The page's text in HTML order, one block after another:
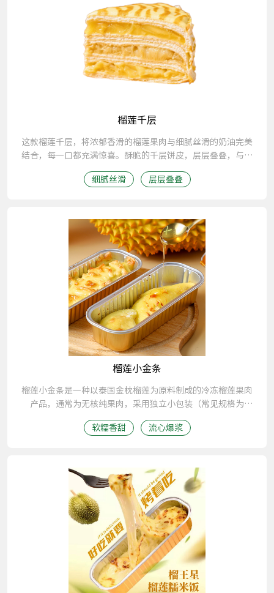
榴莲千层
这款榴莲千层，将浓郁香滑的榴莲果肉与细腻丝滑的奶油完美
结合，每一口都充满惊喜。酥脆的千层饼皮，层层叠叠，与浓
美味。
细腻丝滑 层层叠叠
榴莲小金条
榴莲小金条是一种以泰国金枕榴莲为原料制成的冷冻榴莲果肉
产品，通常为无核纯果肉，采用独立小包装（常见规格为
如冰淇淋，热食则流心爆浆‌。
软糯香甜 流心爆浆‌